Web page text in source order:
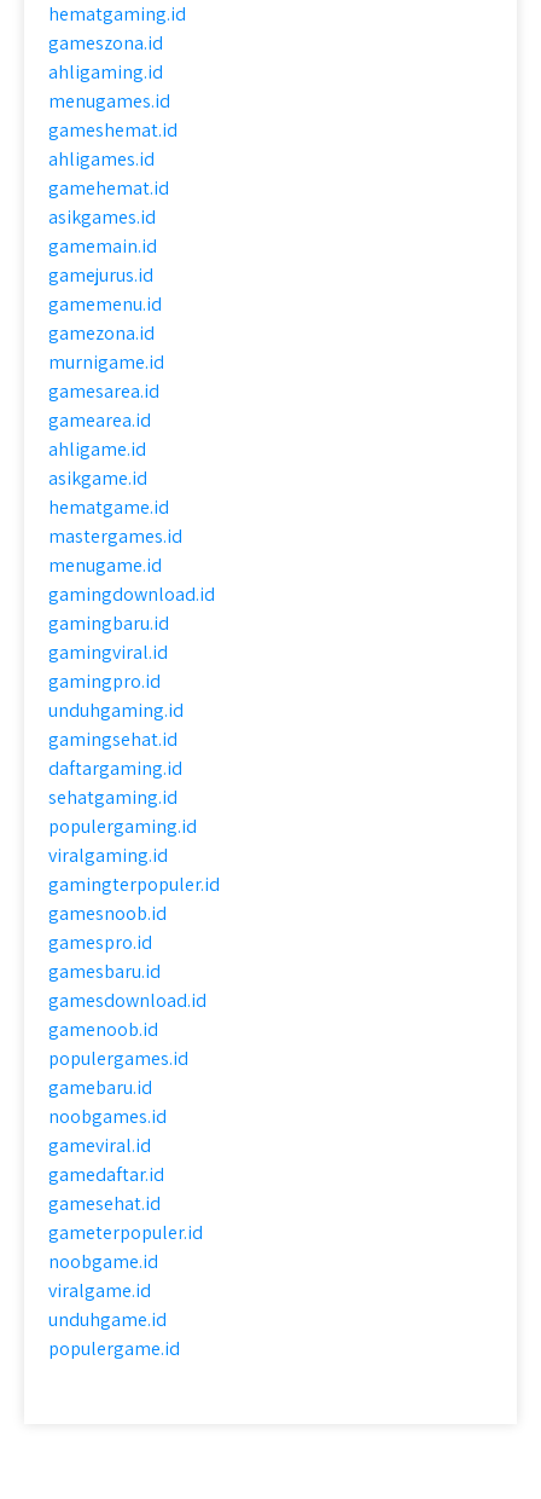
hematgaming.id
gameszona.id
ahligaming.id
menugames.id
gameshemat.id
ahligames.id
gamehemat.id
asikgames.id
gamemain.id
gamejurus.id
gamemenu.id
gamezona.id
murnigame.id
gamesarea.id
gamearea.id
ahligame.id
asikgame.id
hematgame.id
mastergames.id
menugame.id
gamingdownload.id
gamingbaru.id
gamingviral.id
gamingpro.id
unduhgaming.id
gamingsehat.id
daftargaming.id
sehatgaming.id
populergaming.id
viralgaming.id
gamingterpopuler.id
gamesnoob.id
gamespro.id
gamesbaru.id
gamesdownload.id
gamenoob.id
populergames.id
gamebaru.id
noobgames.id
gameviral.id
gamedaftar.id
gamesehat.id
gameterpopuler.id
noobgame.id
viralgame.id
unduhgame.id
populergame.id